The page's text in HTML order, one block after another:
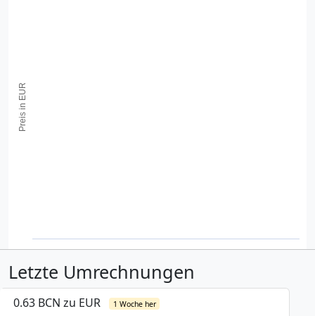
Preis in EUR
Letzte Umrechnungen
0.63 BCN zu EUR 1 Woche her